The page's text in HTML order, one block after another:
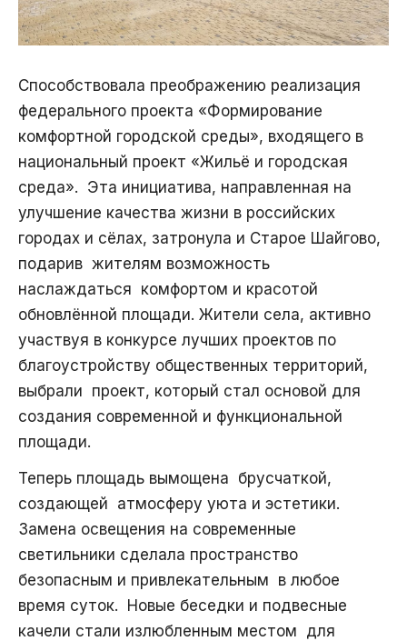
Способствовала преображению реализация
федерального проекта «Формирование
комфортной городской среды», входящего в
национальный проект «Жильё и городская
среда». Эта инициатива, направленная на
улучшение качества жизни в российских
городах и сёлах, затронула и Старое Шайгово,
подарив жителям возможность
наслаждаться комфортом и красотой
обновлённой площади. Жители села, активно
участвуя в конкурсе лучших проектов по
благоустройству общественных территорий,
выбрали проект, который стал основой для
создания современной и функциональной
площади.
Теперь площадь вымощена брусчаткой,
создающей атмосферу уюта и эстетики.
Замена освещения на современные
светильники сделала пространство
безопасным и привлекательным в любое
время суток. Новые беседки и подвесные
качели стали излюбленным местом для